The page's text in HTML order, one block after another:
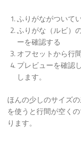
ふりがながついて
ふりがな（ルビ）
ーを確認する
オフセットから行
プレビューを確認
します。
ほんの少しのサイズ
を使うと行間が空く
ります。